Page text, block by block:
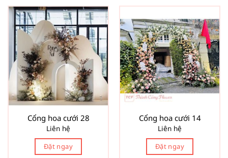
Cổng hoa cưới 28
Liên hệ
Đặt ngay
Cổng hoa cưới 14
Liên hệ
Đặt ngay